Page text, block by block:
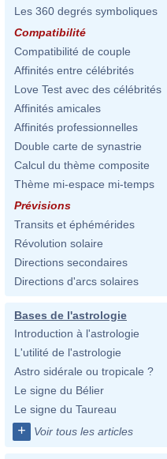
Les 360 degrés symboliques
Compatibilité
Compatibilité de couple
Affinités entre célébrités
Love Test avec des célébrités
Affinités amicales
Affinités professionnelles
Double carte de synastrie
Calcul du thème composite
Thème mi-espace mi-temps
Prévisions
Transits et éphémérides
Révolution solaire
Directions secondaires
Directions d'arcs solaires
Bases de l'astrologie
Introduction à l'astrologie
L'utilité de l'astrologie
Astro sidérale ou tropicale ?
Le signe du Bélier
Le signe du Taureau
+ Voir tous les articles